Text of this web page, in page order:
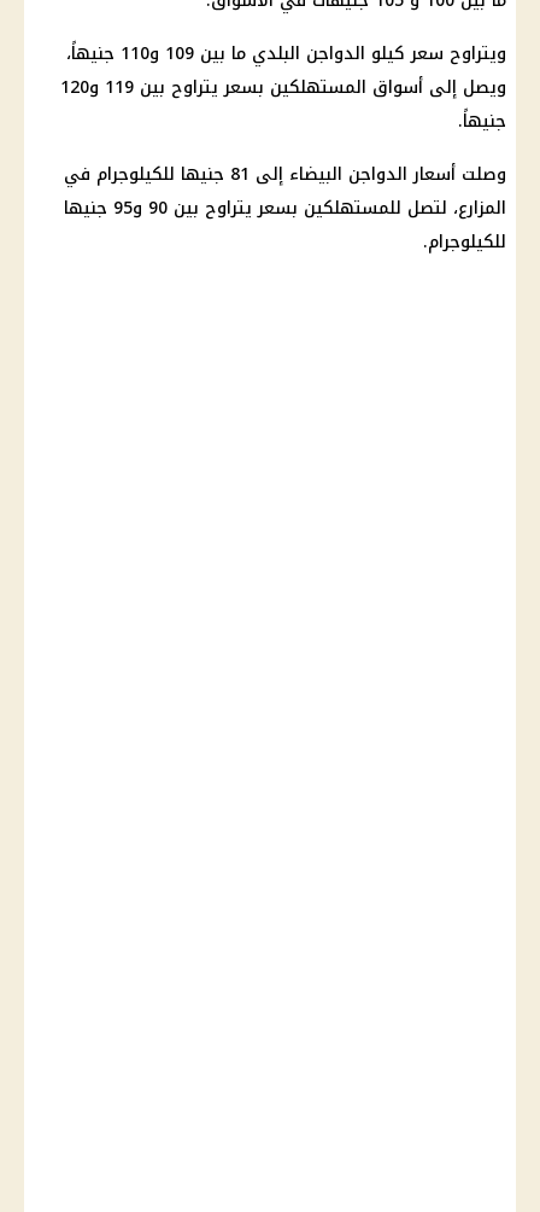
ويتراوح سعر كيلو الدواجن البلدي ما بين 109 و110 جنيهاً،
ويصل إلى أسواق المستهلكين بسعر يتراوح بين 119 و120
جنيهاً.
وصلت أسعار الدواجن البيضاء إلى 81 جنيها للكيلوجرام في
المزارع، لتصل للمستهلكين بسعر يتراوح بين 90 و95 جنيها
للكيلوجرام.